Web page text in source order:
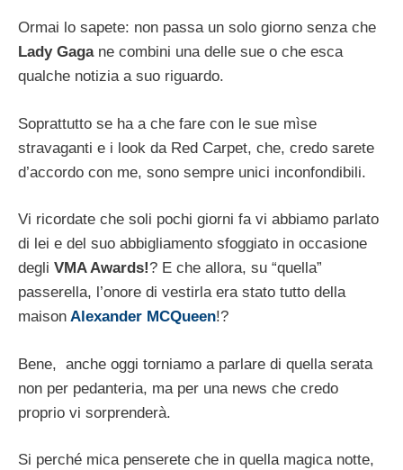
Ormai lo sapete: non passa un solo giorno senza che
Lady Gagane combini una delle sue o che esca
qualche notizia a suo riguardo.
Soprattutto se ha a che fare con le sue mìse
stravaganti e i look da Red Carpet, che, credo sarete
d’accordo con me, sono sempre unici inconfondibili.
Vi ricordate che soli pochi giorni fa vi abbiamo parlato
di lei e del suo abbigliamento sfoggiato in occasione
degli VMA Awards!? E che allora, su “quella”
passerella, l’onore di vestirla era stato tutto della
maison Alexander MCQueen!?
Bene, anche oggi torniamo a parlare di quella serata
non per pedanteria, ma per una news che credo
proprio vi sorprenderà.
Si perché mica penserete che in quella magica notte,